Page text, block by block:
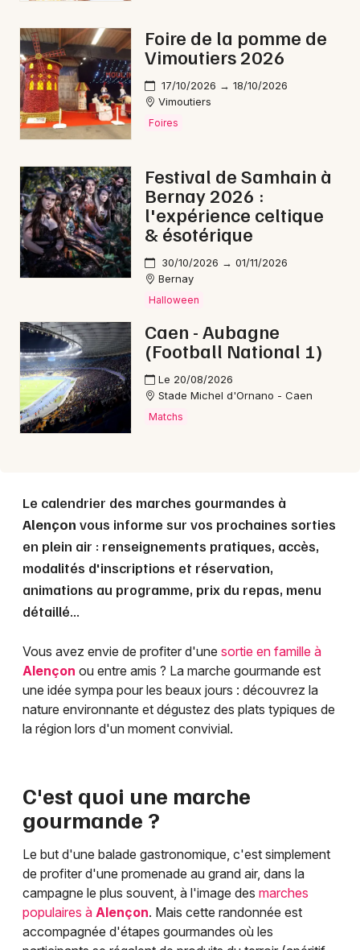
Artistes en tournée
Actus à Alençon
Magazine à Alençon
Choisir mes départements
Mon email
Je m'abonne
Foire de la pomme de
Vimoutiers 2026
17/10/2026 → 18/10/2026
Vimoutiers
Foires
Festival de Samhain à
Bernay 2026 :
l'expérience celtique
& ésotérique
30/10/2026 → 01/11/2026
Bernay
Halloween
Caen - Aubagne
(Football National 1)
Le 20/08/2026
Stade Michel d'Ornano - Caen
Matchs
Le calendrier des marches gourmandes à
Alençon vous informe sur vos prochaines sorties
en plein air : renseignements pratiques, accès,
modalités d'inscriptions et réservation,
animations au programme, prix du repas, menu
détaillé...
Vous avez envie de profiter d'une sortie en famille à
Alençon ou entre amis ? La marche gourmande est
une idée sympa pour les beaux jours : découvrez la
nature environnante et dégustez des plats typiques de
la région lors d'un moment convivial.
C'est quoi une marche
gourmande ?
Le but d'une balade gastronomique, c'est simplement
de profiter d'une promenade au grand air, dans la
campagne le plus souvent, à l'image des marches
populaires à Alençon. Mais cette randonnée est
accompagnée d'étapes gourmandes où les